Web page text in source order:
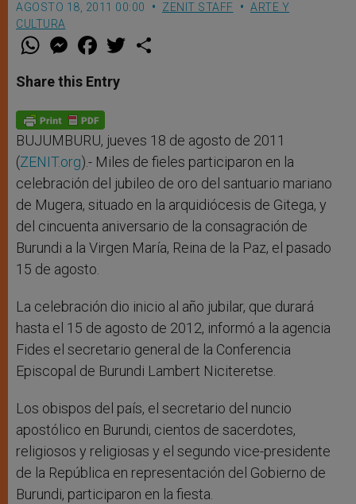
AGOSTO 18, 2011 00:00 ZENIT STAFF
ARTE Y
CULTURA
W
t
s
p
p
M
e
s
e
g
e
r
F
a
e
b
o
k
w
Share this Entry
BUJUMBURU, jueves 18 de agosto de 2011
(ZENIT.org).- Miles de fieles participaron en la
celebración del jubileo de oro del santuario mariano
de Mugera, situado en la arquidiócesis de Gitega, y
del cincuenta aniversario de la consagración de
Burundi a la Virgen María, Reina de la Paz, el pasado
15 de agosto.
La celebración dio inicio al año jubilar, que durará
hasta el 15 de agosto de 2012, informó a la agencia
Fides el secretario general de la Conferencia
Episcopal de Burundi Lambert Niciteretse.
Los obispos del país, el secretario del nuncio
apostólico en Burundi, cientos de sacerdotes,
religiosos y religiosas y el segundo vice-presidente
de la República en representación del Gobierno de
Burundi, participaron en la fiesta.